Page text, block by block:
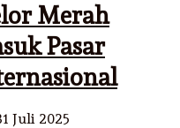
Merah
Pasar
Juli 2025